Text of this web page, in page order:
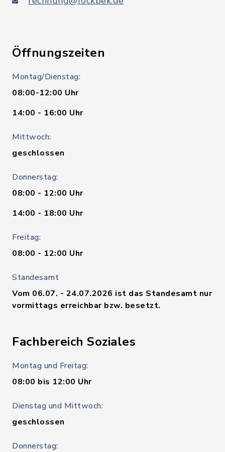
Öffnungszeiten
Montag/Dienstag:
08:00-12:00 Uhr
14:00 - 16:00 Uhr
Mittwoch:
geschlossen
Donnerstag:
08:00 - 12:00 Uhr
14:00 - 18:00 Uhr
Freitag:
08:00 - 12:00 Uhr
Standesamt
Vom 06.07. - 24.07.2026 ist das Standesamt nur
vormittags erreichbar bzw. besetzt.
Fachbereich Soziales
Montag und Freitag:
08:00 bis 12:00 Uhr
Dienstag und Mittwoch:
geschlossen
Donnerstag: